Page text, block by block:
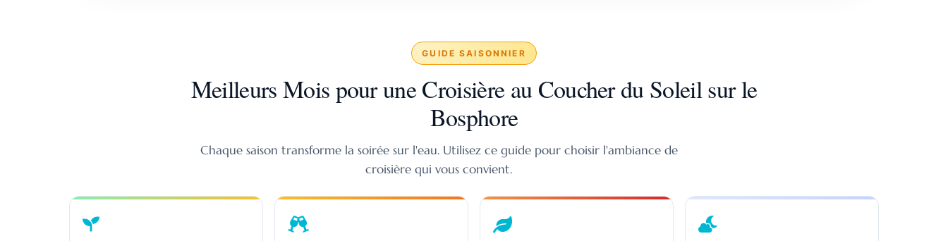
GUIDE SAISONNIER
Meilleurs Mois pour une Croisière au Coucher du Soleil sur le
Bosphore
Chaque saison transforme la soirée sur l'eau. Utilisez ce guide pour choisir l'ambiance de
croisière qui vous convient.